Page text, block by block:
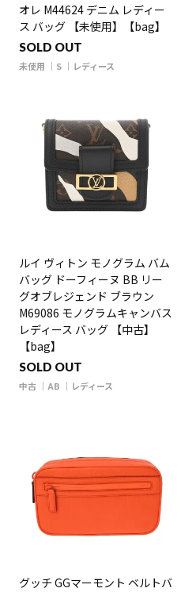
オレ M44624 デニム レディー
ス バッグ 【未使用】【bag】
SOLD OUT
未使用 S レディース
ルイ ヴィトン モノグラム バム
バッグ ドーフィーヌ BB リー
グオブレジェンド ブラウン
M69086 モノグラムキャンバス
レディース バッグ 【中古】
【bag】
SOLD OUT
中古 AB レディース
グッチ GGマーモント ベルトバ